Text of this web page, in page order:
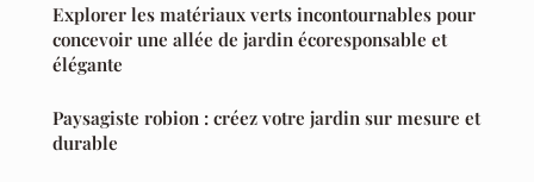
Explorer les matériaux verts incontournables pour
concevoir une allée de jardin écoresponsable et
élégante
Paysagiste robion : créez votre jardin sur mesure et
durable